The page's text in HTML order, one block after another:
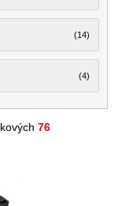
(14)
(4)
76